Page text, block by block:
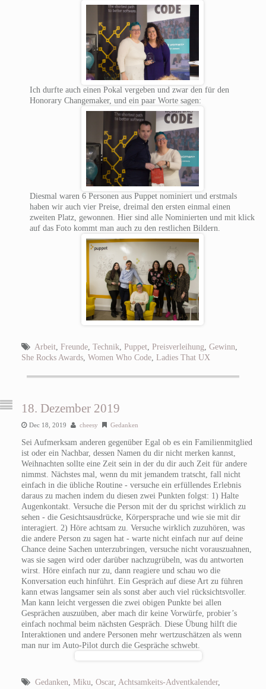
Ich durfte auch einen Pokal vergeben und zwar den für den
Honorary Changemaker, und ein paar Worte sagen:
Diesmal waren 6 Personen aus Puppet nominiert und erstmals
haben wir auch vier Preise, dreimal den ersten einmal einen
zweiten Platz, gewonnen. Hier sind alle Nominierten und mit klick
auf das Foto kommt man auch zu den restlichen Bildern.
Arbeit, Freunde, Technik, Puppet, Preisverleihung, Gewinn,
She Rocks Awards, Women Who Code, Ladies That UX
18. Dezember 2019
Dec 18, 2019 cheesy Gedanken
Sei Aufmerksam anderen gegenüber Egal ob es ein Familienmitglied
ist oder ein Nachbar, dessen Namen du dir nicht merken kannst,
Weihnachten sollte eine Zeit sein in der du dir auch Zeit für andere
nimmst. Nächstes mal, wenn du mit jemandem tratscht, fall nicht
einfach in die übliche Routine - versuche ein erfüllendes Erlebnis
daraus zu machen indem du diesen zwei Punkten folgst: 1) Halte
Augenkontakt. Versuche die Person mit der du sprichst wirklich zu
sehen - die Gesichtsausdrücke, Körpersprache und wie sie mit dir
interagiert. 2) Höre achtsam zu. Versuche wirklich zuzuhören, was
die andere Person zu sagen hat - warte nicht einfach nur auf deine
Chance deine Sachen unterzubringen, versuche nicht vorauszuahnen,
was sie sagen wird oder darüber nachzugrübeln, was du antworten
wirst. Höre einfach nur zu, dann reagiere und schau wo die
Konversation euch hinführt. Ein Gespräch auf diese Art zu führen
kann etwas langsamer sein als sonst aber auch viel rücksichtsvoller.
Man kann leicht vergessen die zwei obigen Punkte bei allen
Gesprächen auszuüben, aber mach dir keine Vorwürfe, probier’s
einfach nochmal beim nächsten Gespräch. Diese Übung hilft die
Interaktionen und andere Personen mehr wertzuschätzen als wenn
man nur im Auto-Pilot durch die Gespräche schwebt.
Gedanken, Miku, Oscar, Achtsamkeits-Adventkalender,